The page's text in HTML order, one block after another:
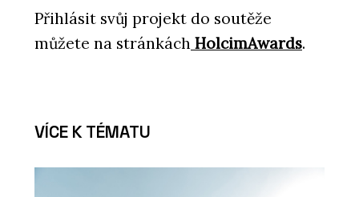
Přihlásit svůj projekt do soutěže
můžete na stránkách HolcimAwards.
VÍCE K TÉMATU